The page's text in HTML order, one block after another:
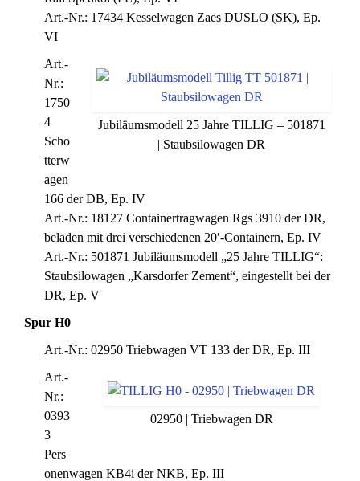
Art.-Nr.: 17434 Kesselwagen Zaes DUSLO (SK), Ep.
VI
Jubiläumsmodell 25 Jahre TILLIG – 501871
| Staubsilowagen DR
Art.-
Nr.:
1750
4
Scho
tterw
agen
166 der DB, Ep. IV
Art.-Nr.: 18127 Containertragwagen Rgs 3910 der DR,
beladen mit drei verschiedenen 20′-Containern, Ep. IV
Art.-Nr.: 501871 Jubiläumsmodell „25 Jahre TILLIG“:
Staubsilowagen „Karsdorfer Zement“, eingestellt bei der
DR, Ep. V
Spur H0
Art.-Nr.: 02950 Triebwagen VT 133 der DR, Ep. III
02950 | Triebwagen DR
Art.-
Nr.:
0393
3
Pers
onenwagen KB4i der NKB, Ep. III